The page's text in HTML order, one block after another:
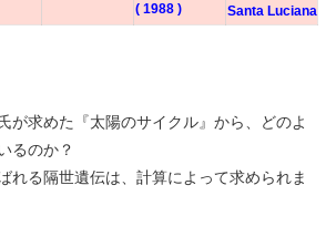
( 1988 )
Santa Luciana
が求めた『太陽のサイクル』から、どのよ
るのか？
れる隔世遺伝は、計算によって求められま